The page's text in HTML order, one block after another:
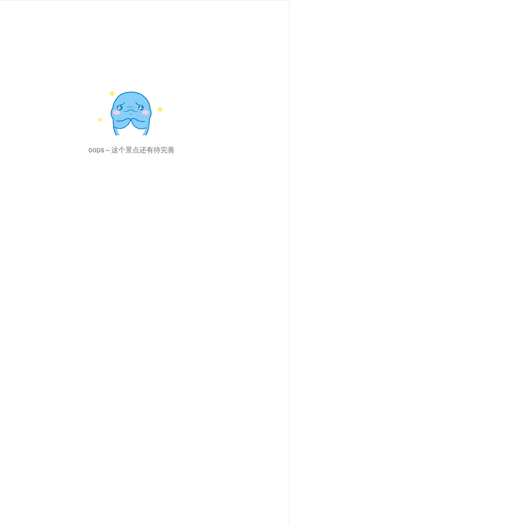
oops～这个景点还有待完善